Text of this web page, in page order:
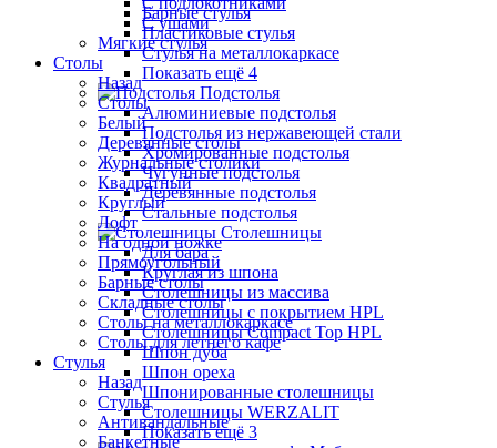
Барные стулья
Пластиковые стулья
Стулья на металлокаркасе
Показать ещё 4
Подстолья
Алюминиевые подстолья
Подстолья из нержавеющей стали
Хромированные подстолья
Чугунные подстолья
Деревянные подстолья
Стальные подстолья
Столешницы
Для бара
Круглая из шпона
Столешницы из массива
Столешницы с покрытием HPL
Столешницы Сompact Top HPL
Шпон дуба
Шпон ореха
Шпонированные столешницы
Столешницы WERZALIT
Показать ещё 3
С ушами
Мягкие стулья
Столы
Назад
Столы
Белый
Деревянные столы
Журнальные столики
Квадратный
Круглый
Лофт
На одной ножке
Прямоугольный
Барные столы
Складные столы
Столы на металлокаркасе
Столы для летнего кафе
Стулья
Назад
Стулья
Антивандальные
Банкетные